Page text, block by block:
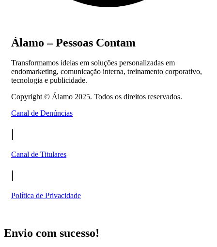
Álamo – Pessoas Contam
Transformamos ideias em soluções personalizadas em
endomarketing, comunicação interna, treinamento corporativo,
tecnologia e publicidade.
Copyright © Álamo 2025. Todos os direitos reservados.
Canal de Denúncias
Canal de Titulares
Política de Privacidade
Envio com sucesso!